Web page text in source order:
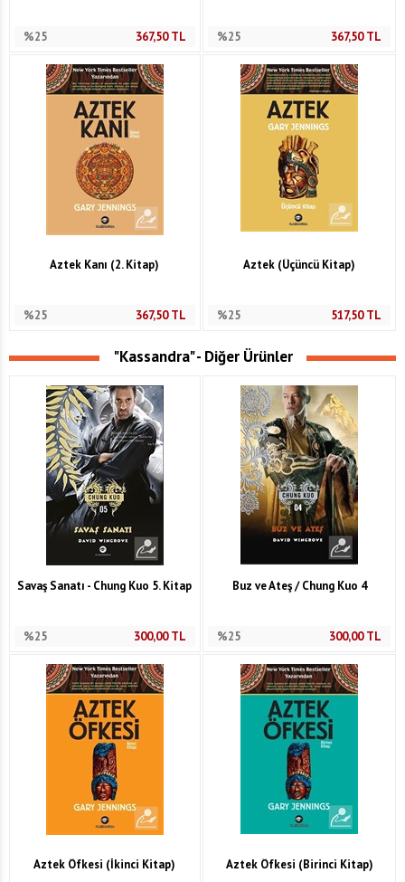
%25 367,50TL %25 367,50TL
Aztek Kanı (2. Kitap)
%25 367,50TL
Aztek (Üçüncü Kitap)
%25 517,50TL
"Kassandra" - Diğer Ürünler
Savaş Sanatı - Chung Kuo 5. Kitap
%25 300,00TL
Buz ve Ateş / Chung Kuo 4
%25 300,00TL
Aztek Öfkesi (İkinci Kitap) Aztek Öfkesi (Birinci Kitap)